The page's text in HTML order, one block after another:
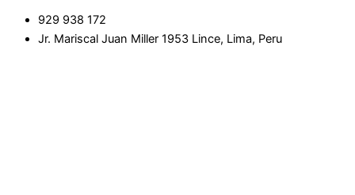
929 938 172
Jr. Mariscal Juan Miller 1953 Lince, Lima, Peru